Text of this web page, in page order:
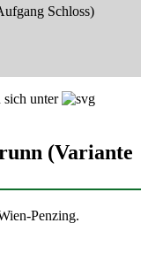
Schloss)
sich unter
(Variante
Penzing.